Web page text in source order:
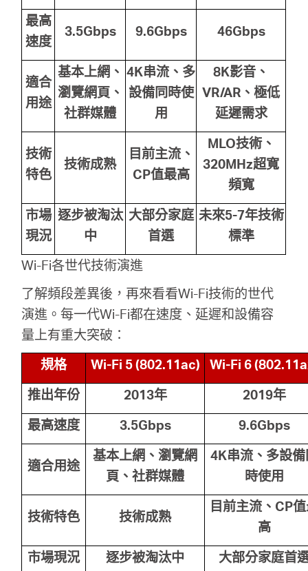
最高
速度
3.5Gbps 9.6Gbps 46Gbps
適合
用途
基本上網、
瀏覽網頁、
社群媒體
4K串流、多
設備同時使
用
8K影音、
VR/AR 、極低
延遲需求
技術
特色
技術成熟
目前主流、
CP值最高
MLO技術、
320MHz超寬
頻寬
市場
現況
逐步被淘汰
中
大部分家庭
首選
未來5-7年技術
標準
Wi-Fi各世代技術演進
了解頻段差異後，再來看看Wi-Fi技術的世代
演進。每一代Wi-Fi都在速度、延遲和設備容
量上有重大突破：
規格
Wi-Fi 5 (802.11ac)
Wi-Fi 6
推出年份
2013年 2019年
最高速度
3.5Gbps 9.6Gbps
適合用途
基本上網、瀏覽網
頁、社群媒體
4K串流、多設
時使用
技術特色 技術成熟
目前主流、CP
高
市場現況
逐步被淘汰中 大部分家庭首